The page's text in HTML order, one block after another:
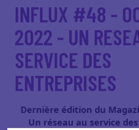
INFLUX #48 -
2022 - UN
SERVICE DES
ENTREPRISES
Dernière édition du
Un réseau au service